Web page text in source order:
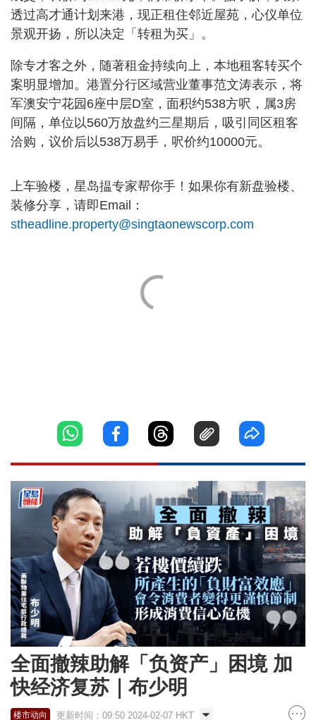
透过高才通计划来港，现正租住邻近屋苑，心仪单位
景观开扬，所以决定「转租为买」。
除专才客之外，随著租金持续向上，本地租客转买个
案明显增加。港置分行区域营业董事范文涛表示，将
军澳安宁花园6座中层D室，面积约538方呎，属3房
间隔，单位以560万放盘约三星期后，吸引同区租客
洽购，议价后以538万易手，呎价约10000元。
上车验楼，星岛揾专家帮你手！如果你有新盘验楼、
装修分享，请即Email：
stheadline.property@singtaonewscorp.com
全面撤辣助解「负资产」困境 加
快经济复苏｜布少明
楼市动向 更新时间：09:50 2024-02-07 HKT